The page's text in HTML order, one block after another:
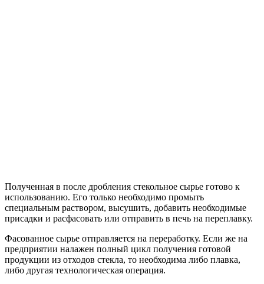
Полученная в после дробления стекольное сырье готово к
использованию. Его только необходимо промыть
специальным раствором, высушить, добавить необходимые
присадки и расфасовать или отправить в печь на переплавку.
Фасованное сырье отправляется на переработку. Если же на
предприятии налажен полный цикл получения готовой
продукции из отходов стекла, то необходима либо плавка,
либо другая технологическая операция.